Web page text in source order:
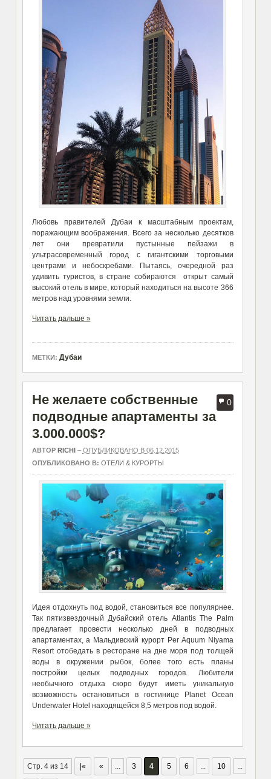
Любовь правителей Дубаи к масштабным проектам,
поражающим воображения. Всего за несколько десятков
лет они превратили пустынные пейзажи в
ультрасовременный город с гигантскими торговыми
центрами и небоскребами. Пытаясь, очередной раз
удивить туристов, в стране собираются открыт самый
высокий отель в мире, который находиться на высоте 366
метров над уровнями земли.
Читать дальше »
МЕТКИ: Дубаи
0
Не желаете собственные
подводные апартаменты за
3.000.000$?
АВТОР RICHI– ОПУБЛИКОВАНО В 06.12.2015
ОПУБЛИКОВАНО В: ОТЕЛИ & КУРОРТЫ
Идея отдохнуть под водой, становиться все популярнее.
Так пятизвездочный Дубайский отель Atlantis The Palm
предлагает провести несколько дней в подводных
апартаментах, а Мальдивский курорт Per Aquum Niyama
Resort отобедать в ресторане на дне моря под толщей
воды в окружении рыбок, более того есть планы
постройки целых подводных городов. Любители
необычного отдыха скоро будут иметь уникальную
возможность остановиться в гостинице Planet Ocean
Underwater Hotel находящейся 8,5 метров под водой.
Читать дальше »
Стр. 4 из 14 |« « ... 3 4 5 6 ... 10 ...